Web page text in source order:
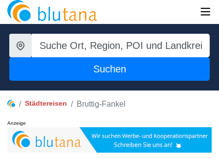
Suchen
Städtereisen Bruttig-Fankel
Anzeige